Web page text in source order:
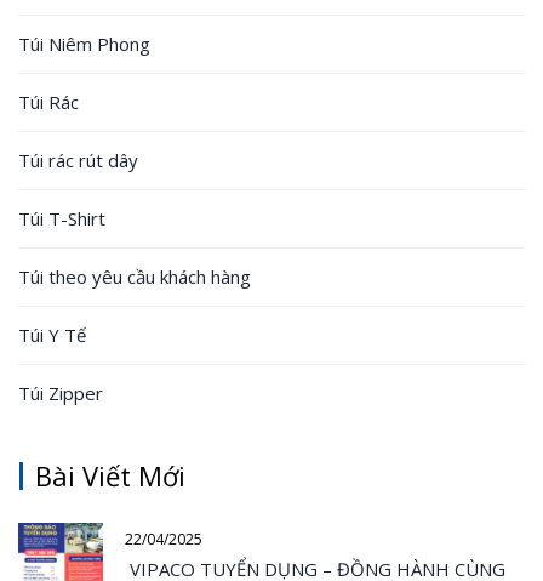
Túi Niêm Phong
Túi Rác
Túi rác rút dây
Túi T-Shirt
Túi theo yêu cầu khách hàng
Túi Y Tế
Túi Zipper
Bài Viết Mới
22/04/2025
VIPACO TUYỂN DỤNG – ĐỒNG HÀNH CÙNG